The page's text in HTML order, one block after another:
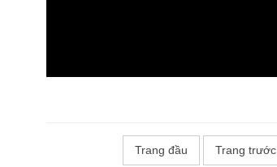
Trang đầu Trang trước